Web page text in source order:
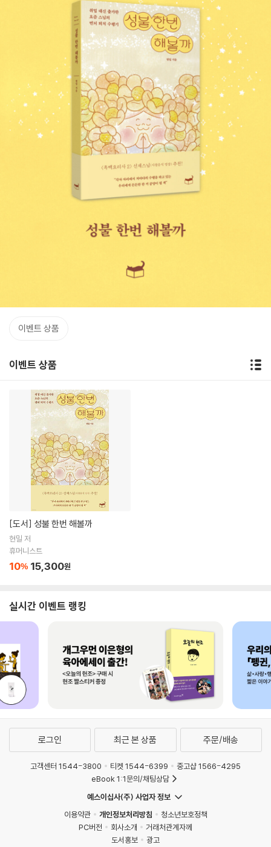
이벤트 상품
이벤트 상품
[도서] 성불 한번 해볼까
현밀 저
휴머니스트
10% 15,300원
실시간 이벤트 랭킹
로그인 최근 본 상품 주문/배송
고객센터 1544-3800 티켓 1544-6399
중고샵 1566-4295
eBook 1:1문의/채팅상담
예스이십사(주) 사업자 정보
이용약관
개인정보처리방침
청소년보호정책
PC버전
회사소개
거래처관계자께
도서홍보
광고